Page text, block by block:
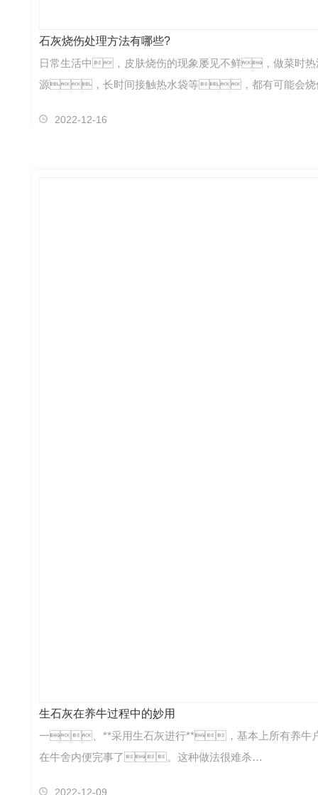
石灰烧伤处理方法有哪些?
日常生活中，皮肤烧伤的现象屡见不鲜，做菜
源，长时间接触热水袋等，都有可能会
2022-12-16
生石灰在养牛过程中的妙用
一、**采用生石灰进行**，基本上所有养牛
在牛舍内便完事了。这种做法很难杀…
2022-12-09